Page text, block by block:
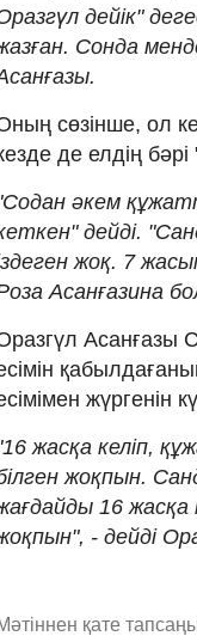
дейік"
Сонда
сөзінше, ол
де елдің
әкем
дейді.
жоқ. 7
Асанғазина
Асанғазы
жүргенін
жасқа келіп,
жоқпын.
16
- дейді
қате